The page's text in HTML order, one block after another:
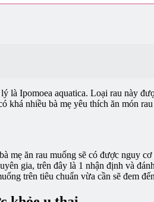
là Ipomoea aquatica. Loại rau này
khá nhiều bà mẹ yêu thích ăn món
ăn rau muống sẽ có được nguy
gia, trên đây là 1 nhận định và
trên tiêu chuẩn vừa cần sẽ đem